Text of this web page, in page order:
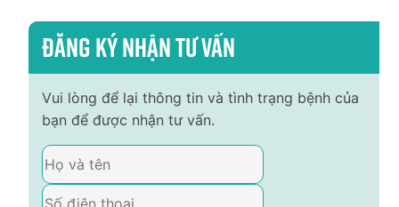
Đăng ký nhận tư vấn
Vui lòng để lại thông tin và tình trạng bệnh của
bạn để được nhận tư vấn.